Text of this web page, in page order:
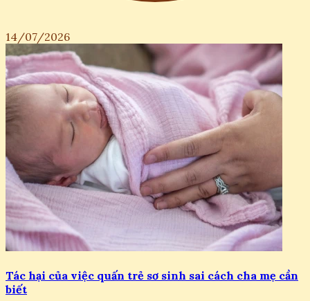
14/07/2026
Tác hại của việc quấn trẻ sơ sinh sai cách cha mẹ cần
biết